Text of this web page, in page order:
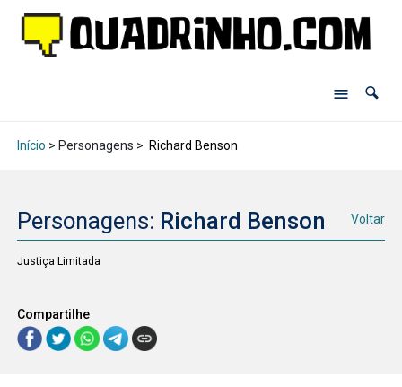
Início > Personagens > Richard Benson
Personagens: Richard Benson Voltar
Justiça Limitada
Compartilhe